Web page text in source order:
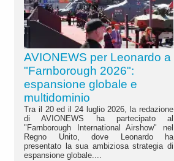
AVIONEWS per Leonardo a
"Farnborough 2026":
espansione globale e
multidominio
Tra il 20 ed il 24 luglio 2026, la redazione
di AVIONEWS ha partecipato al
"Farnborough International Airshow" nel
Regno Unito, dove Leonardo ha
presentato la sua ambiziosa strategia di
espansione globale....